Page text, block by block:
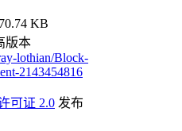
KB
版本
lothian/Block-
2143454816
可证 2.0 发布